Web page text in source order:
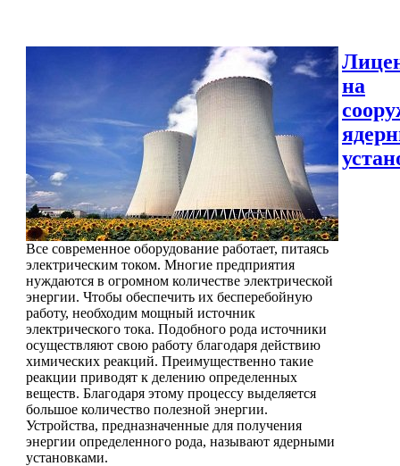
Все современное оборудование работает, питаясь
электрическим током. Многие предприятия
нуждаются в огромном количестве электрической
энергии. Чтобы обеспечить их бесперебойную
работу, необходим мощный источник
электрического тока. Подобного рода источники
осуществляют свою работу благодаря действию
химических реакций. Преимущественно такие
реакции приводят к делению определенных
веществ. Благодаря этому процессу выделяется
большое количество полезной энергии.
Устройства, предназначенные для получения
энергии определенного рода, называют ядерными
установками.
на